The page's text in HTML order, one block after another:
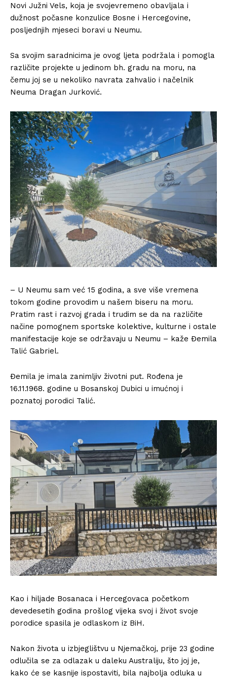
Novi Južni Vels, koja je svojevremeno obavljala i
dužnost počasne konzulice Bosne i Hercegovine,
posljednjih mjeseci boravi u Neumu.
Sa svojim saradnicima je ovog ljeta podržala i pomogla
različite projekte u jedinom bh. gradu na moru, na
čemu joj se u nekoliko navrata zahvalio i načelnik
Neuma Dragan Jurković.
– U Neumu sam već 15 godina, a sve više vremena
tokom godine provodim u našem biseru na moru.
Pratim rast i razvoj grada i trudim se da na različite
načine pomognem sportske kolektive, kulturne i ostale
manifestacije koje se održavaju u Neumu – kaže Đemila
Talić Gabriel.
Đemila je imala zanimljiv životni put. Rođena je
16.11.1968. godine u Bosanskoj Dubici u imućnoj i
poznatoj porodici Talić.
Kao i hiljade Bosanaca i Hercegovaca početkom
devedesetih godina prošlog vijeka svoj i život svoje
porodice spasila je odlaskom iz BiH.
Nakon života u izbjeglištvu u Njemačkoj, prije 23 godine
odlučila se za odlazak u daleku Australiju, što joj je,
kako će se kasnije ispostaviti, bila najbolja odluka u